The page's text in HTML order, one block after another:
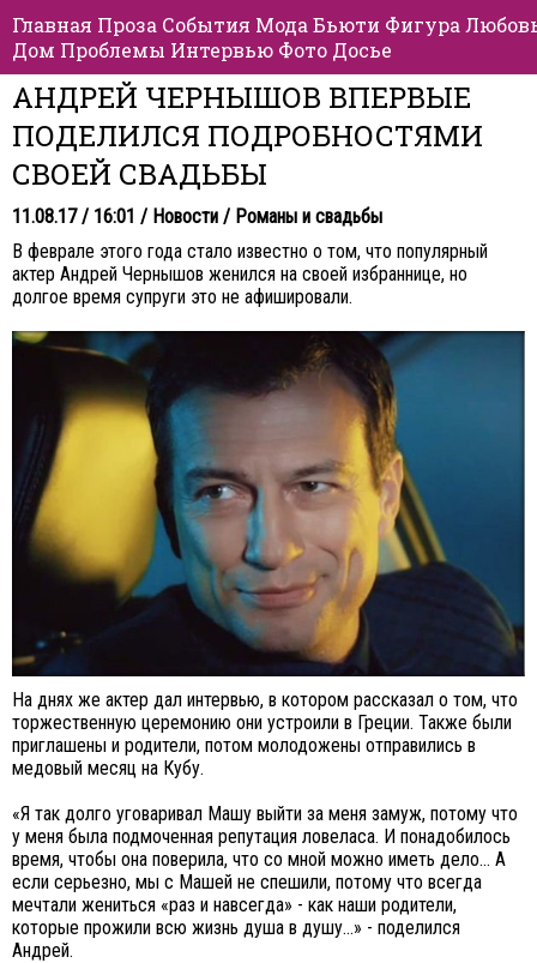
Главная Проза События Мода Бьюти Фигура
Дом Проблемы Интервью Фото Досье
АНДРЕЙ ЧЕРНЫШОВ ВПЕРВЫЕ
ПОДЕЛИЛСЯ ПОДРОБНОСТЯМИ
СВОЕЙ СВАДЬБЫ
11.08.17 / 16:01 / Новости / Романы и свадьбы
В феврале этого года стало известно о том, что популярный
актер Андрей Чернышов женился на своей избраннице, но
долгое время супруги это не афишировали.
На днях же актер дал интервью, в котором рассказал о том, что
торжественную церемонию они устроили в Греции. Также были
приглашены и родители, потом молодожены отправились в
медовый месяц на Кубу.
«Я так долго уговаривал Машу выйти за меня замуж, потому что
у меня была подмоченная репутация ловеласа. И понадобилось
время, чтобы она поверила, что со мной можно иметь дело… А
если серьезно, мы с Машей не спешили, потому что всегда
мечтали жениться «раз и навсегда» - как наши родители,
которые прожили всю жизнь душа в душу...» - поделился
Андрей.